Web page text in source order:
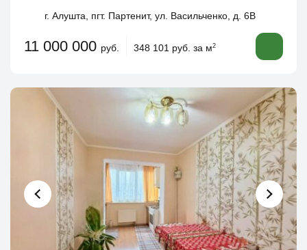
г. Алушта, пгт. Партенит, ул. Васильченко, д. 6В
11 000 000 руб. 348 101 руб. за м2